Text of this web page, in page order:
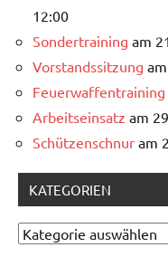
12:00
Sondertraining am
Vorstandssitzung
Feuerwaffentraining
Arbeitseinsatz am
Schützenschnur am
KATEGORIEN
Kategorien